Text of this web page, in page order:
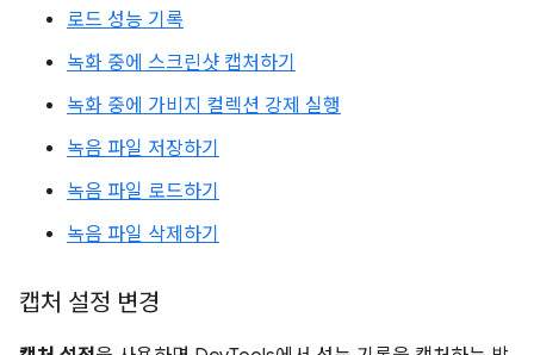
로드 성능 기록
녹화 중에 스크린샷 캡처하기
녹화 중에 가비지 컬렉션 강제 실행
녹음 파일 저장하기
녹음 파일 로드하기
녹음 파일 삭제하기
캡처 설정 변경